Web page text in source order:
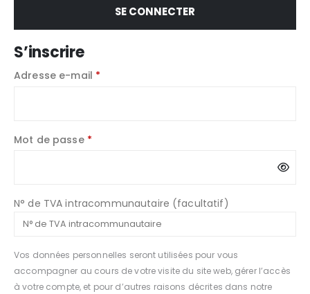
SE CONNECTER
S’inscrire
Adresse e-mail *
Mot de passe *Obligatoire
N° de TVA intracommunautaire (facultatif)
Vos données personnelles seront utilisées pour vous
accompagner au cours de votre visite du site web, gérer l’accès
à votre compte, et pour d’autres raisons décrites dans notre